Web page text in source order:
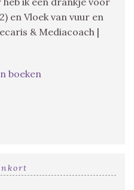
en Vloek van vuur en
& Mediacoach |
boeken